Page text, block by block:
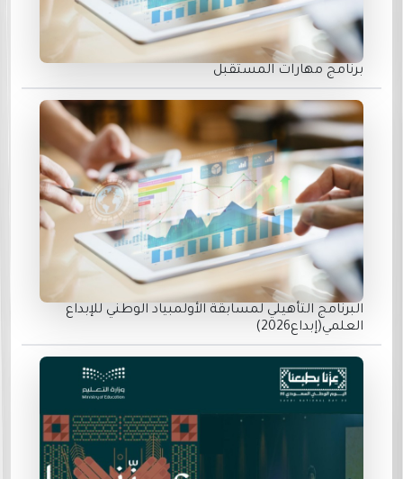
برنامج مهارات المستقبل
البرنامج التأهيلي لمسابقة الأولمبياد الوطني للإبداع
العلمي(إبداع2026)